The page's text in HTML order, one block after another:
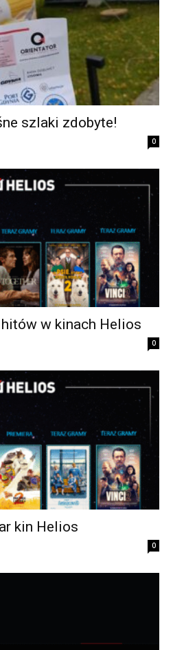
szlaki zdobyte!
0
w kinach Helios
0
kin Helios
0